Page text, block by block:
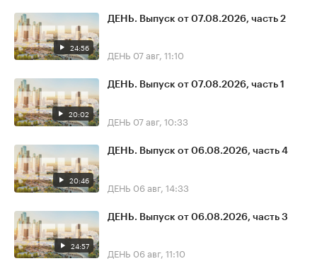
24:56
ДЕНЬ. Выпуск от 07.08.2026, часть 2
ДЕНЬ 07 авг, 11:10
20:02
ДЕНЬ. Выпуск от 07.08.2026, часть 1
ДЕНЬ 07 авг, 10:33
20:46
ДЕНЬ. Выпуск от 06.08.2026, часть 4
ДЕНЬ 06 авг, 14:33
24:57
ДЕНЬ. Выпуск от 06.08.2026, часть 3
ДЕНЬ 06 авг, 11:10